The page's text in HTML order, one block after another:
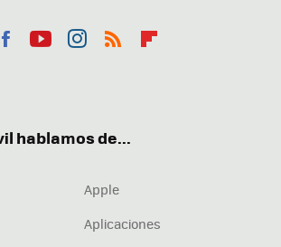
hablamos de...
Apple
Aplicaciones